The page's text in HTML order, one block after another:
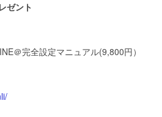
ゼント
＠完全設定マニュアル(9,800円）